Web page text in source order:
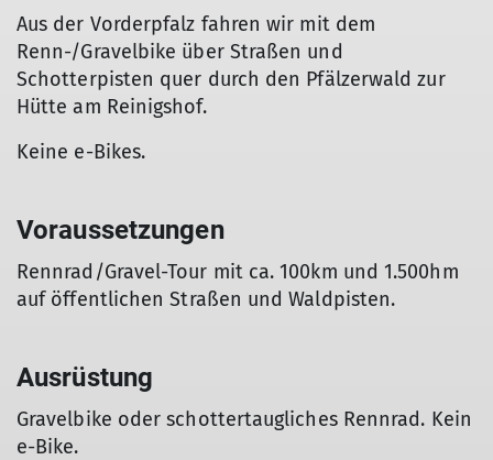
Aus der Vorderpfalz fahren wir mit dem
Renn-/Gravelbike über Straßen und
Schotterpisten quer durch den Pfälzerwald zur
Hütte am Reinigshof.
Keine e-Bikes.
Voraussetzungen
Rennrad/Gravel-Tour mit ca. 100km und 1.500hm
auf öffentlichen Straßen und Waldpisten.
Ausrüstung
Gravelbike oder schottertaugliches Rennrad. Kein
e-Bike.